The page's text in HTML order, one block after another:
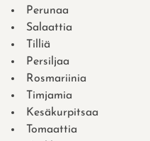
Perunaa
Salaattia
Tilliä
Persiljaa
Rosmariinia
Timjamia
Kesäkurpitsaa
Tomaattia